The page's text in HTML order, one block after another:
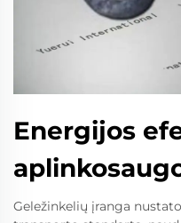
Energijos
Geležinkelių įranga